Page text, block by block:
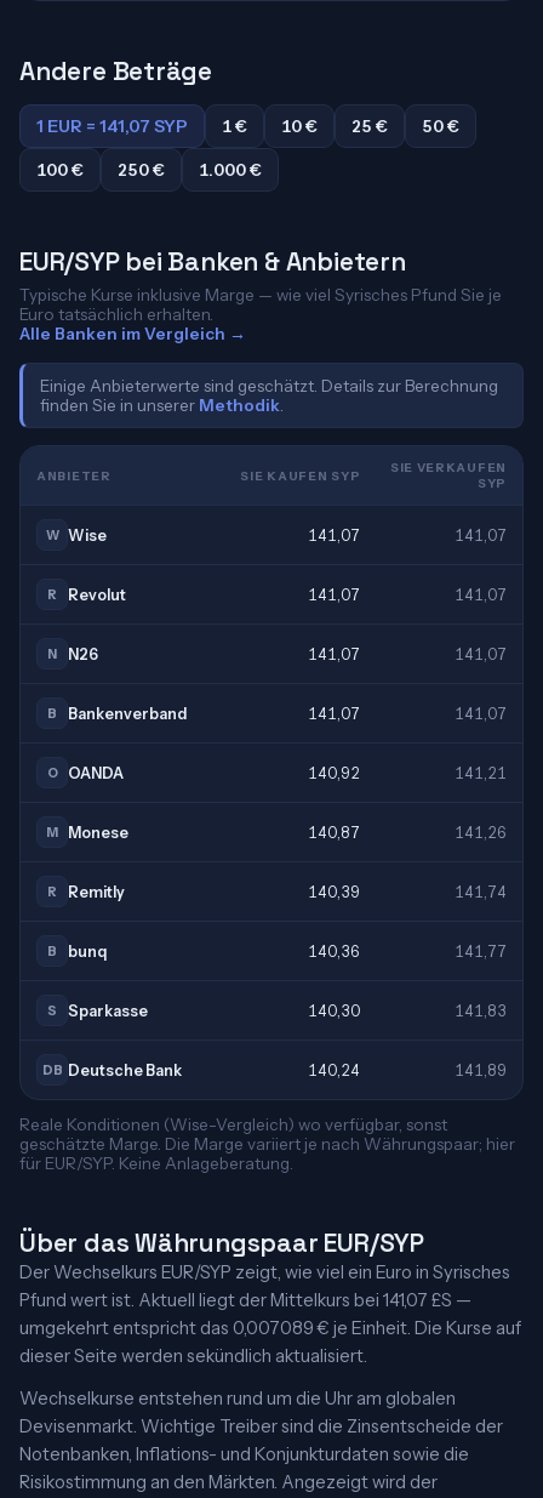
Andere Beträge
1 EUR = 141,07 SYP 1 € 10 € 25 €
50 €
100 €
250 € 1.000 €
EUR/SYP bei Banken & Anbietern
Typische Kurse inklusive Marge — wie viel Syrisches Pfund Sie je
Euro tatsächlich erhalten.
Alle Banken im Vergleich →
Einige Anbieterwerte sind geschätzt. Details zur Berechnung
finden Sie in unserer Methodik
ANBIETER SIE KAUFEN SYP
SIE VERKAUFEN
SYP
W Wise 141,07 141,07
R Revolut 141,07 141,07
N N26 141,07 141,07
B Bankenverband 141,07 141,07
O OANDA 140,92 141,21
M Monese 140,87 141,26
R Remitly 140,39 141,74
B bunq 140,36 141,77
S Sparkasse 140,30 141,83
DB Deutsche Bank 140,24 141,89
Reale Konditionen (Wise-Vergleich) wo verfügbar, sonst
geschätzte Marge. Die Marge variiert je nach Währungspaar; hier
für EUR/SYP. Keine Anlageberatung.
Über das Währungspaar EUR/SYP
Der Wechselkurs EUR/SYP zeigt, wie viel ein Euro in Syrisches
Pfund wert ist. Aktuell liegt der Mittelkurs bei 141,07 £S —
umgekehrt entspricht das 0,007089 € je Einheit. Die Kurse auf
dieser Seite werden sekündlich aktualisiert.
Wechselkurse entstehen rund um die Uhr am globalen
Devisenmarkt. Wichtige Treiber sind die Zinsentscheide der
Notenbanken, Inflations- und Konjunkturdaten sowie die
Risikostimmung an den Märkten. Angezeigt wird der